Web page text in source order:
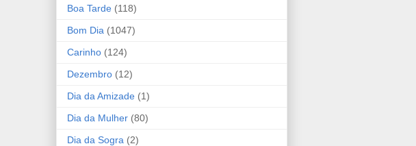
Boa Tarde (118)
Bom Dia (1047)
Carinho (124)
Dezembro (12)
Dia da Amizade (1)
Dia da Mulher (80)
Dia da Sogra (2)